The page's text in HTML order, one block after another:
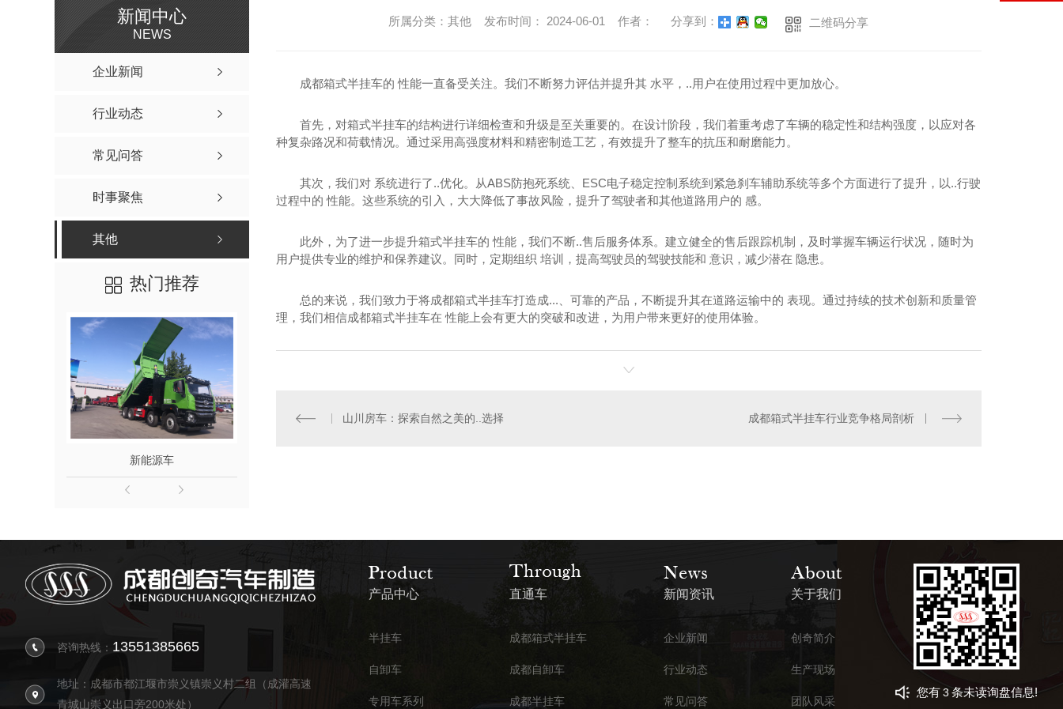
新闻中心
NEWS
企业新闻
行业动态
常见问答
时事聚焦
其他
热门推荐
新能源车
所属分类：其他 发布时间： 2024-06-01 作者： 分享到： 二维码分享
成都箱式半挂车的 性能一直备受关注。我们不断努力评估并提升其 水平，..用户在使用过程中更加放心。
首先，对箱式半挂车的结构进行详细检查和升级是至关重要的。在设计阶段，我们着重考虑了车辆的稳定性和结构强度，以应对各
种复杂路况和荷载情况。通过采用高强度材料和精密制造工艺，有效提升了整车的抗压和耐磨能力。
其次，我们对 系统进行了..优化。从ABS防抱死系统、ESC电子稳定控制系统到紧急刹车辅助系统等多个方面进行了提升，以..行驶
过程中的 性能。这些系统的引入，大大降低了事故风险，提升了驾驶者和其他道路用户的 感。
此外，为了进一步提升箱式半挂车的 性能，我们不断..售后服务体系。建立健全的售后跟踪机制，及时掌握车辆运行状况，随时为
用户提供专业的维护和保养建议。同时，定期组织 培训，提高驾驶员的驾驶技能和 意识，减少潜在 隐患。
总的来说，我们致力于将成都箱式半挂车打造成...、可靠的产品，不断提升其在道路运输中的 表现。通过持续的技术创新和质量管
理，我们相信成都箱式半挂车在 性能上会有更大的突破和改进，为用户带来更好的使用体验。
山川房车：探索自然之美的..选择 成都箱式半挂车行业竞争格局剖析
咨询热线： 13551385665
地址：成都市都江堰市崇义镇崇义村二组（成灌高速
青城山崇义出口旁200米处）
产品中心
半挂车
自卸车
专用车系列
直通车
成都箱式半挂车
成都自卸车
成都半挂车
新闻资讯
企业新闻
行业动态
常见问答
关于我们
创奇简介
生产现场
团队风采
您有3条未读询盘信息!